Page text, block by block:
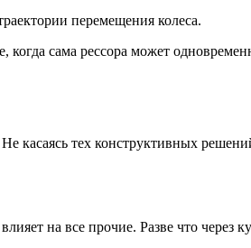
перемещения колеса.
сама рессора может
касаясь тех конструктивных
на все прочие. Разве что через